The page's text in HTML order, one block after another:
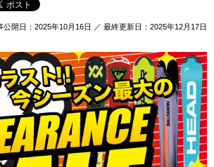
公開日：2025年10月16日 ／ 最終更新日：2025年12月17日